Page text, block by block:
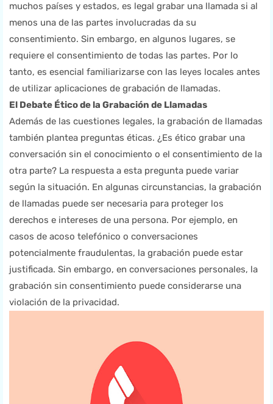
muchos países y estados, es legal grabar una llamada si al
menos una de las partes involucradas da su
consentimiento. Sin embargo, en algunos lugares, se
requiere el consentimiento de todas las partes. Por lo
tanto, es esencial familiarizarse con las leyes locales antes
de utilizar aplicaciones de grabación de llamadas.
El Debate Ético de la Grabación de Llamadas
Además de las cuestiones legales, la grabación de llamadas
también plantea preguntas éticas. ¿Es ético grabar una
conversación sin el conocimiento o el consentimiento de la
otra parte? La respuesta a esta pregunta puede variar
según la situación. En algunas circunstancias, la grabación
de llamadas puede ser necesaria para proteger los
derechos e intereses de una persona. Por ejemplo, en
casos de acoso telefónico o conversaciones
potencialmente fraudulentas, la grabación puede estar
justificada. Sin embargo, en conversaciones personales, la
grabación sin consentimiento puede considerarse una
violación de la privacidad.